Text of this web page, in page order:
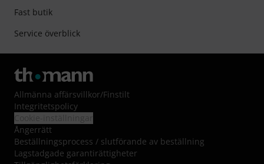
Fast butik
Service överblick
Allmänna affärsvillkor/Finstilt
Integritetspolicy
Ångerrätt
Beställningsprocess / slutförande av beställning
Lagstadgade garantirättigheter